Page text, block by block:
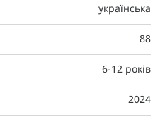
українська
88
6-12 років
2024